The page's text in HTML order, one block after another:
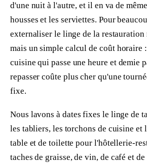
d'une nuit à l'autre, et il en va de
housses et les serviettes. Pour
externaliser le linge de la restauration
mais un simple calcul de coût horaire
cuisine qui passe une heure et demie
repasser coûte plus cher qu'une
fixe.
Nous lavons à dates fixes le linge de
les tabliers, les torchons de cuisine et
table et de toilette pour l'hôtellerie-
taches de graisse, de vin, de café et de